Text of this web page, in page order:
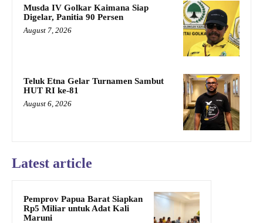
Musda IV Golkar Kaimana Siap
Digelar, Panitia 90 Persen
August 7, 2026
Teluk Etna Gelar Turnamen Sambut
HUT RI ke-81
August 6, 2026
Latest article
Pemprov Papua Barat Siapkan
Rp5 Miliar untuk Adat Kali
Maruni